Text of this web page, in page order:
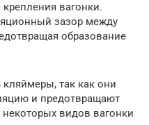
вагонки.
зазор между
образование
так как они
и предотвращают
видов вагонки